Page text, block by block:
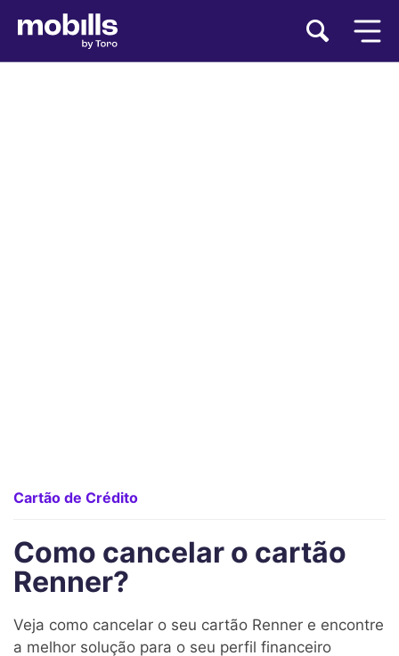
Cartão de Crédito
Como cancelar o cartão
Renner?
Veja como cancelar o seu cartão Renner e encontre
a melhor solução para o seu perfil financeiro